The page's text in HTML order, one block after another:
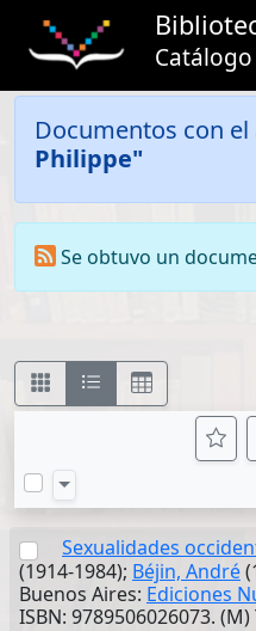
Documentos con
Philippe"
Se obtuvo un
Sexualidades
(1914-1984); Béjin, André
Buenos Aires: Ediciones
ISBN: 9789506026073. (M)